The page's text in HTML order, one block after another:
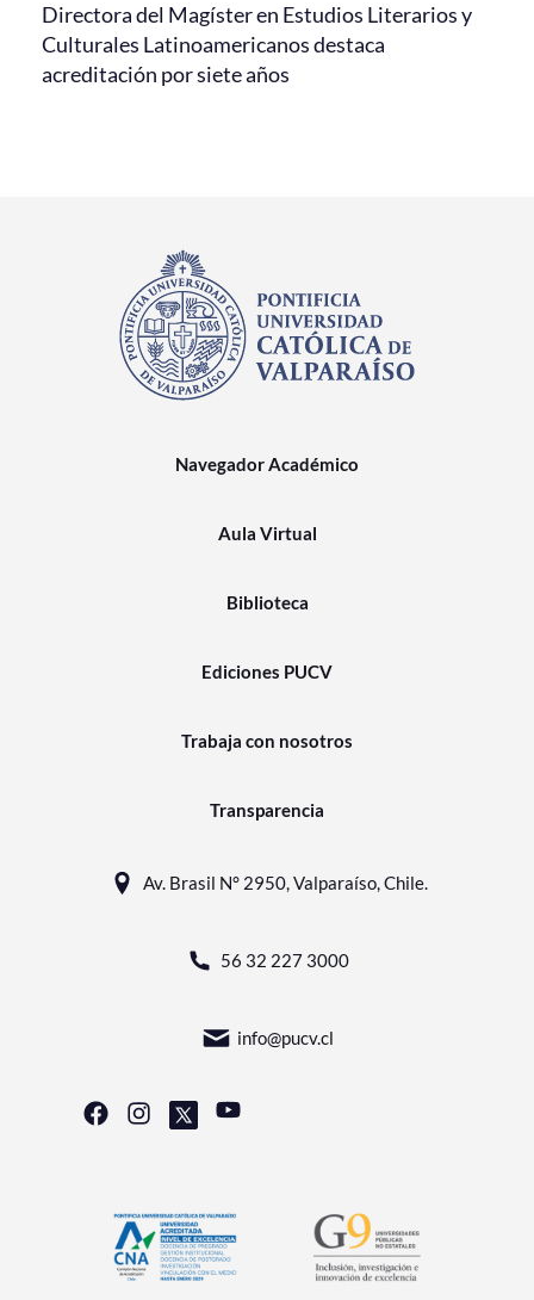
Directora del Magíster en Estudios Literarios y
Culturales Latinoamericanos destaca
acreditación por siete años
Navegador Académico
Aula Virtual
Biblioteca
Ediciones PUCV
Trabaja con nosotros
Transparencia
Av. Brasil N° 2950, Valparaíso, Chile.
56 32 227 3000
info@pucv.cl